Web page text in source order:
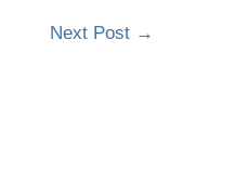
Next Post →